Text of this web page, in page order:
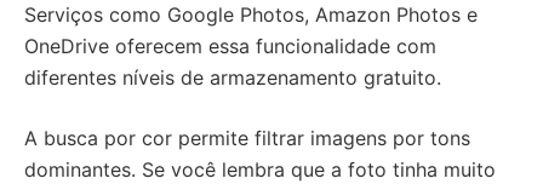
Serviços como Google Photos, Amazon Photos e
OneDrive oferecem essa funcionalidade com
diferentes níveis de armazenamento gratuito.
A busca por cor permite filtrar imagens por tons
dominantes. Se você lembra que a foto tinha muito